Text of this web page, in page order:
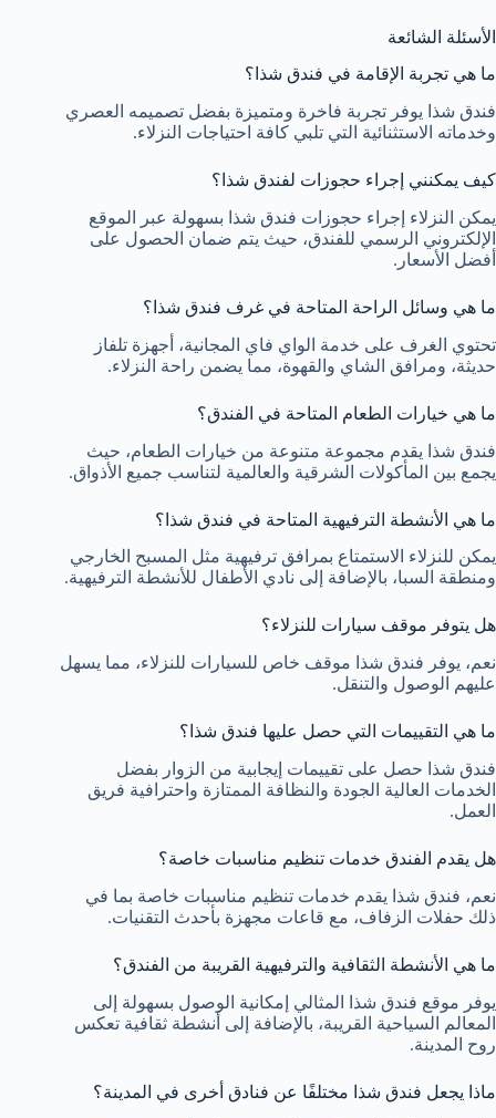
الأسئلة الشائعة
ما هي تجربة الإقامة في فندق شذا؟
فندق شذا يوفر تجربة فاخرة ومتميزة بفضل تصميمه العصري
وخدماته الاستثنائية التي تلبي كافة احتياجات النزلاء.
كيف يمكنني إجراء حجوزات لفندق شذا؟
يمكن النزلاء إجراء حجوزات فندق شذا بسهولة عبر الموقع
الإلكتروني الرسمي للفندق، حيث يتم ضمان الحصول على
أفضل الأسعار.
ما هي وسائل الراحة المتاحة في غرف فندق شذا؟
تحتوي الغرف على خدمة الواي فاي المجانية، أجهزة تلفاز
حديثة، ومرافق الشاي والقهوة، مما يضمن راحة النزلاء.
ما هي خيارات الطعام المتاحة في الفندق؟
فندق شذا يقدم مجموعة متنوعة من خيارات الطعام، حيث
يجمع بين المأكولات الشرقية والعالمية لتناسب جميع الأذواق.
ما هي الأنشطة الترفيهية المتاحة في فندق شذا؟
يمكن للنزلاء الاستمتاع بمرافق ترفيهية مثل المسبح الخارجي
ومنطقة السبا، بالإضافة إلى نادي الأطفال للأنشطة الترفيهية.
هل يتوفر موقف سيارات للنزلاء؟
نعم، يوفر فندق شذا موقف خاص للسيارات للنزلاء، مما يسهل
عليهم الوصول والتنقل.
ما هي التقييمات التي حصل عليها فندق شذا؟
فندق شذا حصل على تقييمات إيجابية من الزوار بفضل
الخدمات العالية الجودة والنظافة الممتازة واحترافية فريق
العمل.
هل يقدم الفندق خدمات تنظيم مناسبات خاصة؟
نعم، فندق شذا يقدم خدمات تنظيم مناسبات خاصة بما في
ذلك حفلات الزفاف، مع قاعات مجهزة بأحدث التقنيات.
ما هي الأنشطة الثقافية والترفيهية القريبة من الفندق؟
يوفر موقع فندق شذا المثالي إمكانية الوصول بسهولة إلى
المعالم السياحية القريبة، بالإضافة إلى أنشطة ثقافية تعكس
روح المدينة.
ماذا يجعل فندق شذا مختلفًا عن فنادق أخرى في المدينة؟